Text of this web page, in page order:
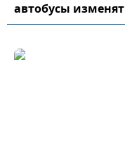
автобусы